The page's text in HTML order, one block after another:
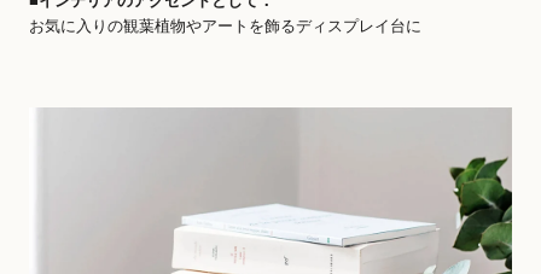
お気に入りの観葉植物やアートを飾るディスプレイ台に